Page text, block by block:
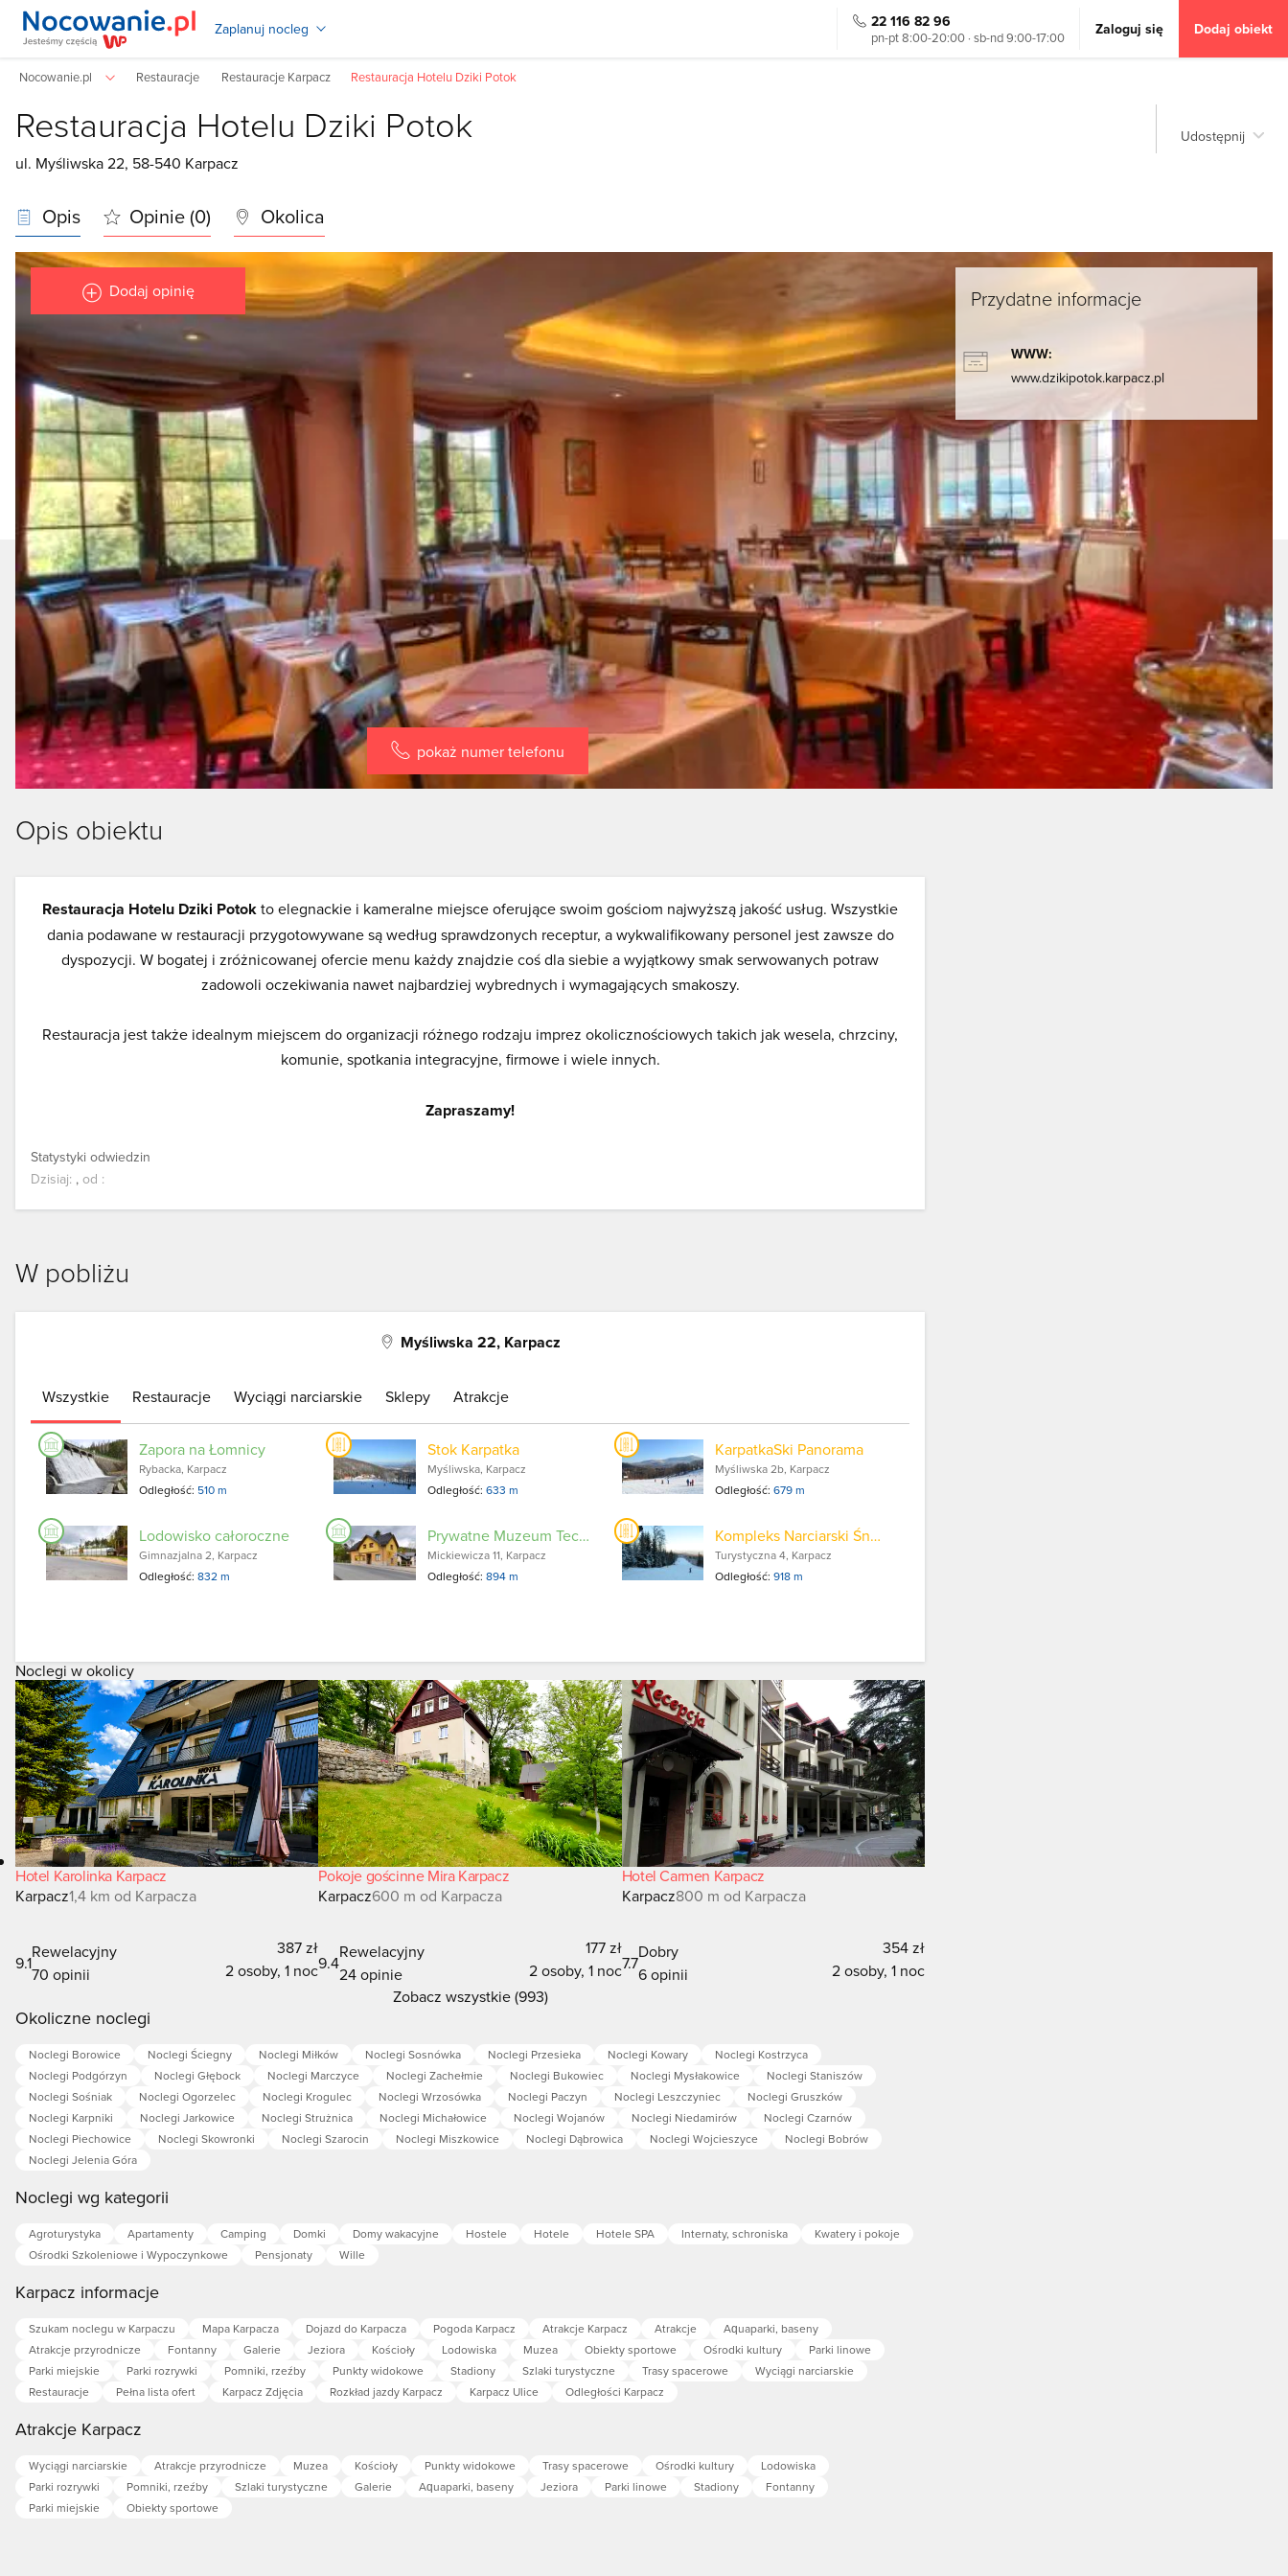
Zaplanuj nocleg 22 116 82 96
pn-pt 8:00-20:00 · sb-nd 9:00-17:00 Zaloguj się Dodaj obiekt
Nocowanie.pl Restauracje Restauracje Karpacz Restauracja Hotelu Dziki Potok
Restauracja Hotelu Dziki Potok
ul. Myśliwska 22, 58-540 Karpacz
Udostępnij
Opis Opinie (0) Okolica
Dodaj opinię
pokaż numer telefonu
Przydatne informacje
WWW:
www.dzikipotok.karpacz.pl
Opis obiektu
Restauracja Hotelu Dziki Potokto elegnackie i kameralne miejsce oferujące swoim gościom najwyższą jakość usług. Wszystkie
dania podawane w restauracji przygotowywane są według sprawdzonych receptur, a wykwalifikowany personel jest zawsze do
dyspozycji. W bogatej i zróżnicowanej ofercie menu każdy znajdzie coś dla siebie a wyjątkowy smak serwowanych potraw
zadowoli oczekiwania nawet najbardziej wybrednych i wymagających smakoszy.
Restauracja jest także idealnym miejscem do organizacji różnego rodzaju imprez okolicznościowych takich jak wesela, chrzciny,
komunie, spotkania integracyjne, firmowe i wiele innych.
Zapraszamy!
Statystyki odwiedzin
Dzisiaj: , od :
W pobliżu
Myśliwska 22, Karpacz
Wszystkie Restauracje Wyciągi narciarskie Sklepy Atrakcje
Zapora na Łomnicy
Rybacka, Karpacz
Odległość: 510 m
Stok Karpatka
Myśliwska, Karpacz
Odległość: 633 m
KarpatkaSki Panorama
Myśliwska 2b, Karpacz
Odległość:679 m
Lodowisko całoroczne
Gimnazjalna 2, Karpacz
Odległość:832 m
Prywatne Muzeum Techniki i Budowli z Klocków Lego
Mickiewicza 11, Karpacz
Odległość: 894 m
Kompleks Narciarski Śnieżka
Turystyczna 4, Karpacz
Odległość:918 m
Noclegi w okolicy
Hotel Karolinka Karpacz
Karpacz1,4 km od Karpacza
9.1
Rewelacyjny
70 opinii
387 zł
2 osoby, 1 noc
Pokoje gościnne Mira Karpacz
Karpacz600 m od Karpacza
9.4
Rewelacyjny
24 opinie
177 zł
2 osoby, 1 noc
Hotel Carmen Karpacz
Karpacz800 m od Karpacza
7.7
Dobry
6 opinii
354 zł
2 osoby, 1 noc
Zobacz wszystkie (993)
Okoliczne noclegi
Noclegi Borowice Noclegi Ściegny Noclegi Miłków Noclegi Sosnówka Noclegi Przesieka Noclegi Kowary
Noclegi Kostrzyca
Noclegi Podgórzyn
Noclegi Głębock Noclegi Marczyce Noclegi Zachełmie Noclegi Bukowiec Noclegi Mysłakowice
Noclegi Staniszów
Noclegi Sośniak
Noclegi Ogorzelec Noclegi Krogulec Noclegi Wrzosówka Noclegi Paczyn Noclegi Leszczyniec
Noclegi Gruszków
Noclegi Karpniki
Noclegi Jarkowice Noclegi Strużnica Noclegi Michałowice Noclegi Wojanów Noclegi Niedamirów
Noclegi Czarnów
Noclegi Piechowice
Noclegi Skowronki Noclegi Szarocin Noclegi Miszkowice Noclegi Dąbrowica Noclegi Wojcieszyce
Noclegi Bobrów
Noclegi Jelenia Góra
Noclegi wg kategorii
Agroturystyka Apartamenty Camping Domki Domy wakacyjne Hostele Hotele Hotele SPA Internaty, schroniska
Kwatery i pokoje
Ośrodki Szkoleniowe i Wypoczynkowe
Pensjonaty Wille
Karpacz informacje
Szukam noclegu w Karpaczu Mapa Karpacza Dojazd do Karpacza Pogoda Karpacz Atrakcje Karpacz Atrakcje
Aquaparki, baseny
Atrakcje przyrodnicze
Fontanny Galerie Jeziora Kościoły Lodowiska Muzea Obiekty sportowe Ośrodki kultury
Parki linowe
Parki miejskie
Parki rozrywki Pomniki, rzeźby Punkty widokowe Stadiony Szlaki turystyczne Trasy spacerowe
Wyciągi narciarskie
Restauracje
Pełna lista ofert Karpacz Zdjęcia Rozkład jazdy Karpacz Karpacz Ulice Odległości Karpacz
Atrakcje Karpacz
Wyciągi narciarskie Atrakcje przyrodnicze Muzea Kościoły Punkty widokowe Trasy spacerowe Ośrodki kultury
Lodowiska
Parki rozrywki
Pomniki, rzeźby Szlaki turystyczne Galerie Aquaparki, baseny Jeziora Parki linowe Stadiony
Fontanny
Parki miejskie
Obiekty sportowe